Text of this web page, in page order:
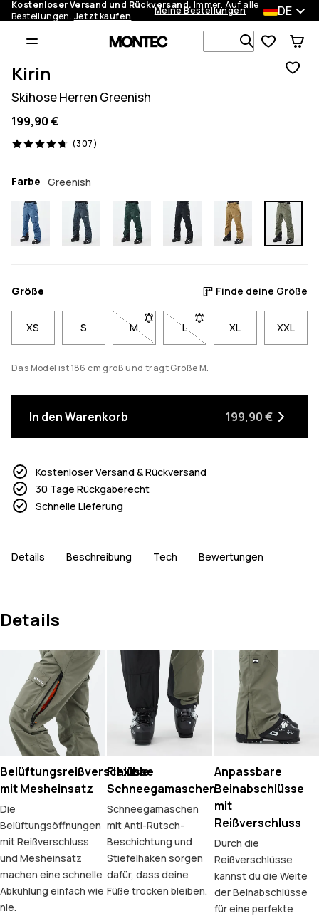
Kostenloser Versand und Rückversand. Immer. Auf alle
Bestellungen. Jetzt kaufen Meine Bestellungen DE
Kirin
Skihose Herren Greenish
199,90 €
(307)
307 Reviews, 4.7/5
Farbe Greenish
Größe Finde deine Größe
XS S M- Größe M nicht verfügbar. Klicke, um
L- Größe L nicht verfügbar.
XL XXL
Das Model ist 186 cm groß und trägt Größe M.
In den Warenkorb 199,90 €
Kostenloser Versand & Rückversand
30 Tage Rückgaberecht
Schnelle Lieferung
Details Beschreibung Tech Bewertungen
Details
Belüftungsreißverschlüsse
mit Mesheinsatz
Die
Belüftungsöffnungen
mit Reißverschluss
und Mesheinsatz
machen eine schnelle
Abkühlung einfach wie
nie.
Flexible
Schneegamaschen
Schneegamaschen
mit Anti-Rutsch-
Beschichtung und
Stiefelhaken sorgen
dafür, dass deine
Füße trocken bleiben.
Anpassbare
Beinabschlüsse
mit
Reißverschluss
Durch die
Reißverschlüsse
kannst du die Weite
der Beinabschlüsse
für eine perfekte